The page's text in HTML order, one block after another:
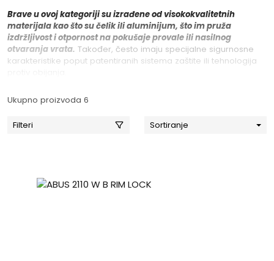
Brave u ovoj kategoriji su izrađene od visokokvalitetnih
materijala kao što su čelik ili aluminijum, što im pruža
izdržljivost i otpornost na pokušaje provale ili nasilnog
otvaranja vrata. Također, često imaju specijalne sigurnosne
karakteristike poput patentiranih sistema zaštite ili tehnologija
Ukupno proizvoda 6
Filteri Sortiranje